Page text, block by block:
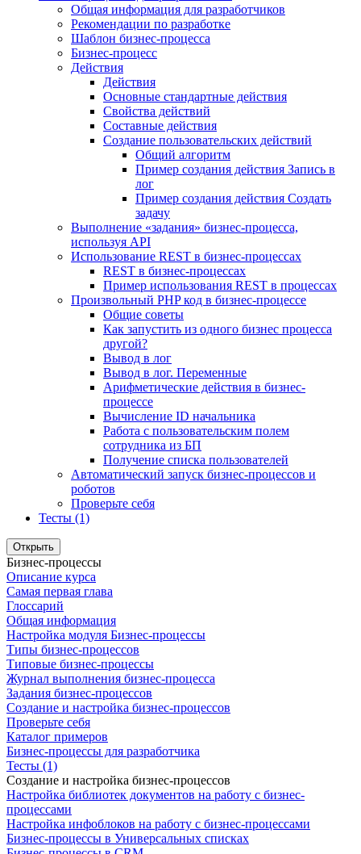
Общая информация для разработчиков
Рекомендации по разработке
Шаблон бизнес-процесса
Бизнес-процесс
Действия
Действия
Основные стандартные действия
Свойства действий
Составные действия
Создание пользовательских действий
Общий алгоритм
Пример создания действия Запись в
лог
Пример создания действия Создать
задачу
Выполнение «задания» бизнес-процесса,
используя API
Использование REST в бизнес-процессах
REST в бизнес-процессах
Пример использования REST в процессах
Произвольный PHP код в бизнес-процессе
Общие советы
Как запустить из одного бизнес процесса
другой?
Вывод в лог
Вывод в лог. Переменные
Арифметические действия в бизнес-
процессе
Вычисление ID начальника
Работа с пользовательским полем
сотрудника из БП
Получение списка пользователей
Автоматический запуск бизнес-процессов и
роботов
Проверьте себя
Тесты (1)
Открыть
Бизнес-процессы
Описание курса
Самая первая глава
Глоссарий
Общая информация
Настройка модуля Бизнес-процессы
Типы бизнес-процессов
Типовые бизнес-процессы
Журнал выполнения бизнес-процесса
Задания бизнес-процессов
Создание и настройка бизнес-процессов
Проверьте себя
Каталог примеров
Бизнес-процессы для разработчика
Тесты (1)
Создание и настройка бизнес-процессов
Настройка библиотек документов на работу с бизнес-
процессами
Настройка инфоблоков на работу с бизнес-процессами
Бизнес-процессы в Универсальных списках